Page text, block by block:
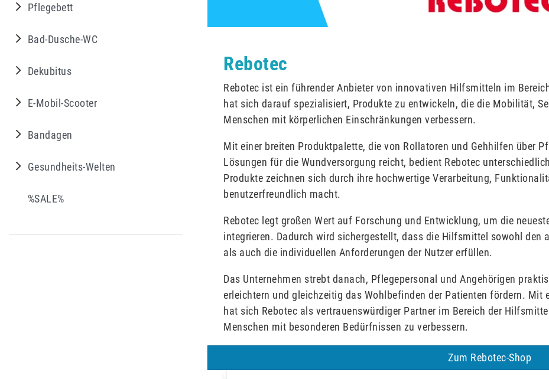
Pflegebett
Bad-Dusche-WC
Dekubitus
E-Mobil-Scooter
Bandagen
Gesundheits-Welten
%SALE%
Rebotec
Rebotec ist ein führender Anbieter von innovativen Hilfsmitteln im
hat sich darauf spezialisiert, Produkte zu entwickeln, die die Mobilität,
Menschen mit körperlichen Einschränkungen verbessern.
Mit einer breiten Produktpalette, die von Rollatoren und Gehhilfen über
Lösungen für die Wundversorgung reicht, bedient Rebotec
Produkte zeichnen sich durch ihre hochwertige Verarbeitung,
benutzerfreundlich macht.
Rebotec legt großen Wert auf Forschung und Entwicklung, um die
integrieren. Dadurch wird sichergestellt, dass die Hilfsmittel sowohl den
als auch die individuellen Anforderungen der Nutzer erfüllen.
Das Unternehmen strebt danach, Pflegepersonal und Angehörigen
erleichtern und gleichzeitig das Wohlbefinden der Patienten fördern.
hat sich Rebotec als vertrauenswürdiger Partner im Bereich der
Menschen mit besonderen Bedürfnissen zu verbessern.
Zum Rebotec-Shop